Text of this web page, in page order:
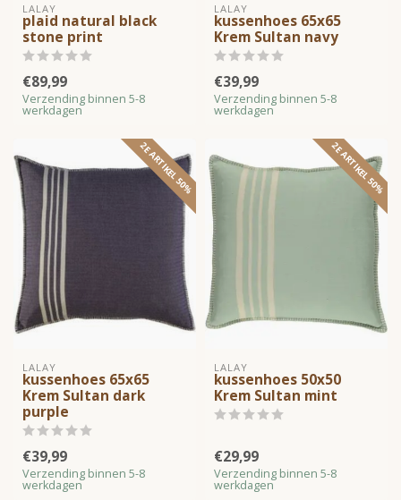
LALAY
plaid natural black
stone print
€89,99
Verzending binnen 5-8
werkdagen
LALAY
kussenhoes 65x65
Krem Sultan navy
€39,99
Verzending binnen 5-8
werkdagen
2E ARTIKEL 50%
LALAY
kussenhoes 65x65
Krem Sultan dark
purple
€39,99
Verzending binnen 5-8
werkdagen
2E ARTIKEL 50%
LALAY
kussenhoes 50x50
Krem Sultan mint
€29,99
Verzending binnen 5-8
werkdagen